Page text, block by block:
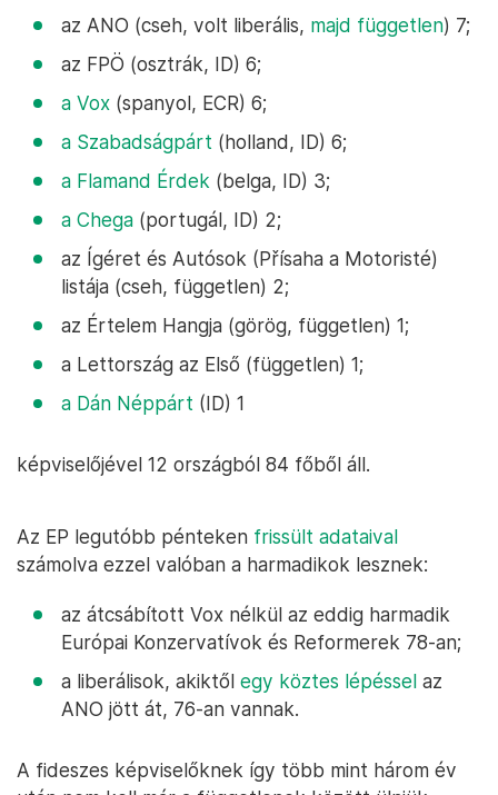
az ANO (cseh, volt liberális, majd független) 7;
az FPÖ (osztrák, ID) 6;
a Vox (spanyol, ECR) 6;
a Szabadságpárt (holland, ID) 6;
a Flamand Érdek (belga, ID) 3;
a Chega (portugál, ID) 2;
az Ígéret és Autósok (Přísaha a Motoristé)
listája (cseh, független) 2;
az Értelem Hangja (görög, független) 1;
a Lettország az Első (független) 1;
a Dán Néppárt (ID) 1
képviselőjével 12 országból 84 főből áll.
Az EP legutóbb pénteken frissült adataival
számolva ezzel valóban a harmadikok lesznek:
az átcsábított Vox nélkül az eddig harmadik
Európai Konzervatívok és Reformerek 78-an;
a liberálisok, akiktől egy köztes lépéssel az
ANO jött át, 76-an vannak.
A fideszes képviselőknek így több mint három év